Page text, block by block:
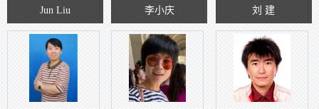
Jun Liu 李小庆 刘 建